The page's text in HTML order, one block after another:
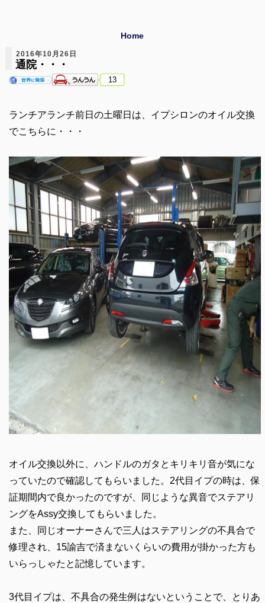
Home
2016年10月26日
通院・・・
13
ランチアランチ前日の土曜日は、イプシロンのオイル交換
でこちらに・・・
オイル交換以外に、ハンドルのガタとキリキリ音が気にな
っていたので確認してもらいました。2代目イプの時は、保
証期間内で良かったのですが、同じような異音でステアリ
ングをAssy交換してもらいました。
また、同じオーナーさんで三人はステアリングの不具合で
修理され、15諭吉で済まないくらいの費用が掛かった方も
いらっしゃたと記憶しています。
3代目イプは、不具合の発生例はないということで、とりあ